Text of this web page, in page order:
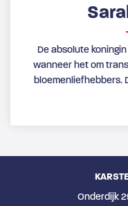
De absolute
wanneer het om
bloemenliefhebbers.
Onderdijk